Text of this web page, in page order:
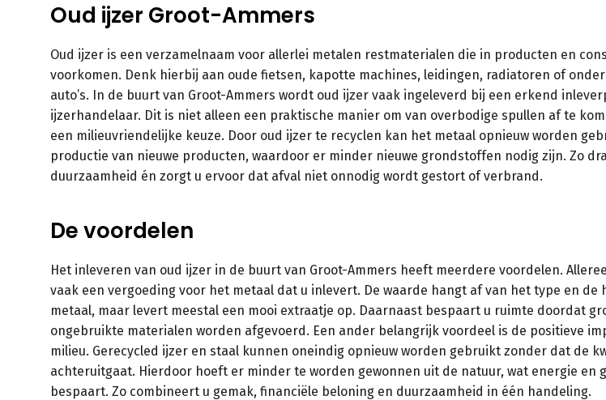
Oud ijzer Groot-Ammers
Oud ijzer is een verzamelnaam voor allerlei metalen restmaterialen die in producten en
voorkomen. Denk hierbij aan oude fietsen, kapotte machines, leidingen, radiatoren of
auto’s. In de buurt van Groot-Ammers wordt oud ijzer vaak ingeleverd bij een erkend
ijzerhandelaar. Dit is niet alleen een praktische manier om van overbodige spullen af te
een milieuvriendelijke keuze. Door oud ijzer te recyclen kan het metaal opnieuw worden
productie van nieuwe producten, waardoor er minder nieuwe grondstoffen nodig zijn. Zo
duurzaamheid én zorgt u ervoor dat afval niet onnodig wordt gestort of verbrand.
De voordelen
Het inleveren van oud ijzer in de buurt van Groot-Ammers heeft meerdere voordelen.
vaak een vergoeding voor het metaal dat u inlevert. De waarde hangt af van het type en de
metaal, maar levert meestal een mooi extraatje op. Daarnaast bespaart u ruimte doordat
ongebruikte materialen worden afgevoerd. Een ander belangrijk voordeel is de positieve
milieu. Gerecycled ijzer en staal kunnen oneindig opnieuw worden gebruikt zonder dat de
achteruitgaat. Hierdoor hoeft er minder te worden gewonnen uit de natuur, wat energie en
bespaart. Zo combineert u gemak, financiële beloning en duurzaamheid in één handeling.